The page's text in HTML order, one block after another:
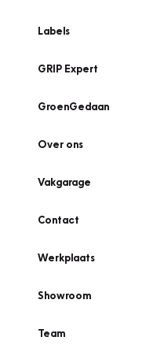
Labels
GRIP Expert
GroenGedaan
Over ons
Vakgarage
Contact
Werkplaats
Showroom
Team